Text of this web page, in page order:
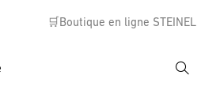
🛒Boutique en ligne STEINEL